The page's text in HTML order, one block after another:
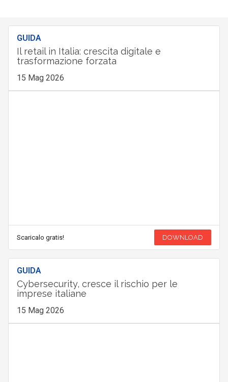
GUIDA
Il retail in Italia: crescita digitale e
trasformazione forzata
15 Mag 2026
Scaricalo gratis! DOWNLOAD
GUIDA
Cybersecurity, cresce il rischio per le
imprese italiane
15 Mag 2026